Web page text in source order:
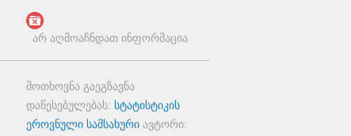
არ აღმოაჩნდათ ინფორმაცია
მოთხოვნა გაეგზავნა
დაწესებულებას: სტატისტიკის
ეროვნული სამსახურიავტორი: